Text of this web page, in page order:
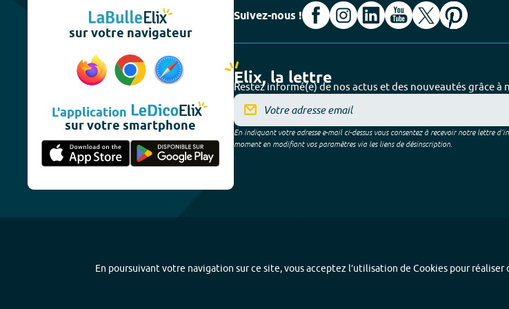
sur votre navigateur
L'application
sur votre smartphone
Suivez-nous !
Elix, la lettre
Restez informé(e) de nos actus et des nouveautés grâce à
En indiquant votre adresse e-mail ci-dessus vous consentez à recevoir notre lettre
moment en modifiant vos paramètres via les liens de désinscription.
En poursuivant votre navigation sur ce site, vous acceptez l’utilisation de Cookies pour